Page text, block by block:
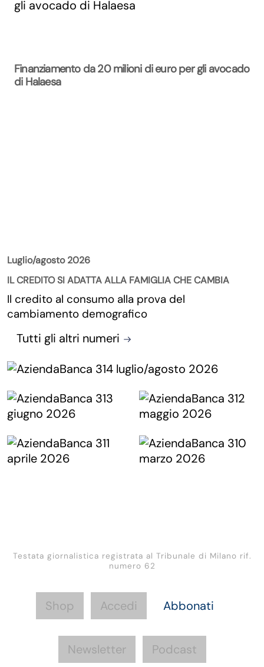
Finanziamento da 20 milioni di euro per gli avocado
di Halaesa
Luglio/agosto 2026
IL CREDITO SI ADATTA ALLA FAMIGLIA CHE CAMBIA
Il credito al consumo alla prova del
cambiamento demografico
Tutti gli altri numeri
Testata giornalistica registrata al Tribunale di Milano rif.
numero 62
Shop Accedi Abbonati
Newsletter Podcast